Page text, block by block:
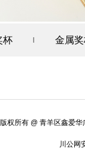
杯 金属
版权所有@ 青羊区鑫爱
川公网